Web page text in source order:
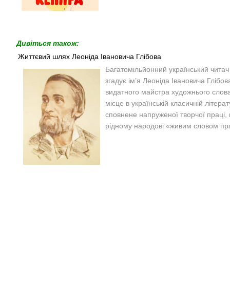
Дивіться також:
Життєвий шлях Леоніда Івановича Глібова
Багатомільйонний український
згадує ім’я Леоніда Івановича
видатного майстра художнього
місце в українській класичній
сповнене напруженої творчої
рідному народові «живим словом